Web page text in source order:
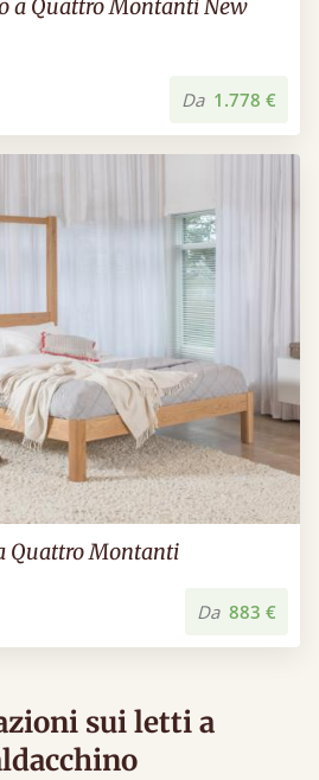
a Quattro Montanti New
Da 1.778 €
Quattro Montanti
Da 883 €
sui letti a